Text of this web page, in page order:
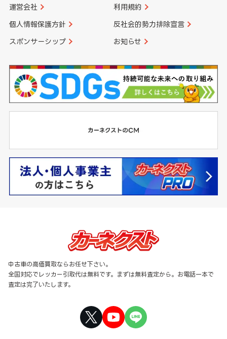
運営会社 利用規約
個人情報保護方針 反社会的勢力排除宣言
スポンサーシップ お知らせ
中古車の高価買取ならお任せ下さい。
全国対応でレッカー引取代は無料です。まずは無料査定から。お電話一本で
査定は完了いたします。